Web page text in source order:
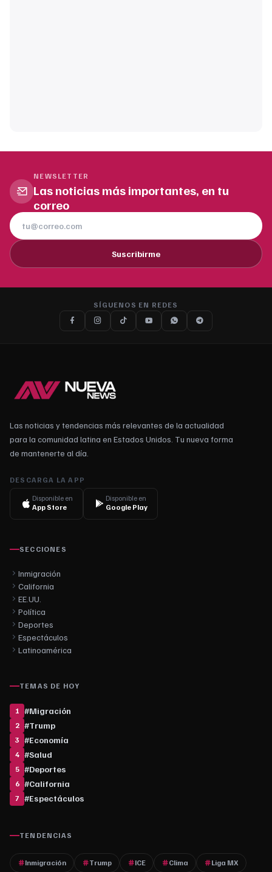
NEWSLETTER
Las noticias más importantes, en tu
correo
Suscribirme
SÍGUENOS EN REDES
Las noticias y tendencias más relevantes de la actualidad
para la comunidad latina en Estados Unidos. Tu nueva forma
de mantenerte al día.
DESCARGA LA APP
Disponible en
App Store
Disponible en
Google Play
SECCIONES
Inmigración
California
EE.UU.
Política
Deportes
Espectáculos
Latinoamérica
TEMAS DE HOY
1 #Migración
2 #Trump
3 #Economía
4 #Salud
5 #Deportes
6 #California
7 #Espectáculos
TENDENCIAS
Inmigración Trump ICE Clima Liga MX